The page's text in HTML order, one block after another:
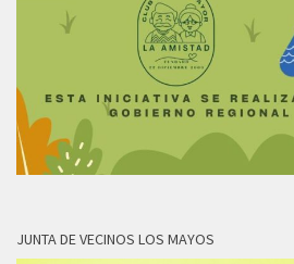
JUNTA DE VECINOS LOS MAYOS